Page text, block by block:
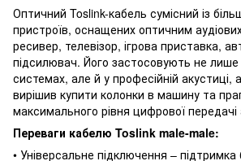
Оптичний Toslink-кабель сумісний із
пристроїв, оснащених оптичним
ресивер, телевізор, ігрова приставка,
підсилювач. Його застосовують не
системах, але й у професійній
вирішив купити колонки в машину та
максимального рівня цифрової передачі
Переваги кабелю Toslink male-male:
• Універсальне підключення – підтримка